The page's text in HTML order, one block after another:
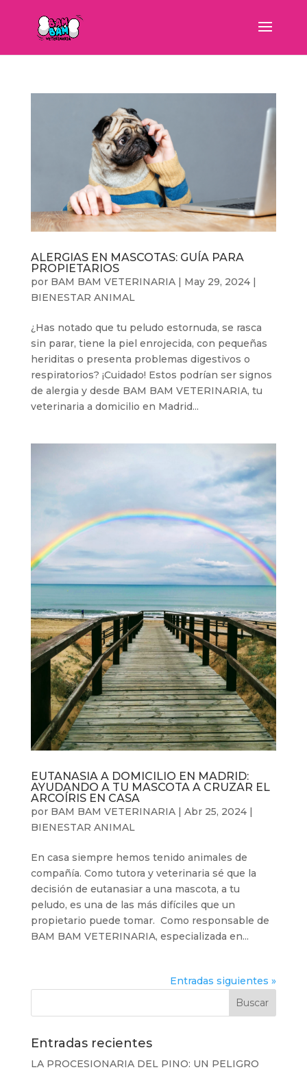
ALERGIAS EN MASCOTAS: GUÍA PARA
PROPIETARIOS
por BAM BAM VETERINARIA| May 29, 2024|
BIENESTAR ANIMAL
¿Has notado que tu peludo estornuda, se rasca
sin parar, tiene la piel enrojecida, con pequeñas
heriditas o presenta problemas digestivos o
respiratorios? ¡Cuidado! Estos podrían ser signos
de alergia y desde BAM BAM VETERINARIA, tu
veterinaria a domicilio en Madrid...
EUTANASIA A DOMICILIO EN MADRID:
AYUDANDO A TU MASCOTA A CRUZAR EL
ARCOÍRIS EN CASA
por BAM BAM VETERINARIA| Abr 25, 2024|
BIENESTAR ANIMAL
En casa siempre hemos tenido animales de
compañía. Como tutora y veterinaria sé que la
decisión de eutanasiar a una mascota, a tu
peludo, es una de las más difíciles que un
propietario puede tomar. Como responsable de
BAM BAM VETERINARIA, especializada en...
Entradas siguientes »
Entradas recientes
LA PROCESIONARIA DEL PINO: UN PELIGRO